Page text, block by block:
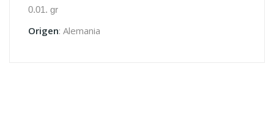
0.01. gr
Origen: Alemania